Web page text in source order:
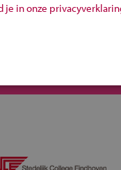
om je kind aan te
je in onze